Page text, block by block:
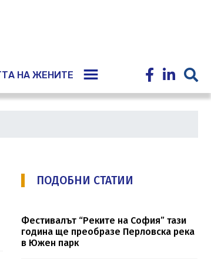
НА ЖЕНИТЕ
ПОДОБНИ СТАТИИ
Фестивалът “Реките на София” тази
година ще преобразе Перловска река
в Южен парк